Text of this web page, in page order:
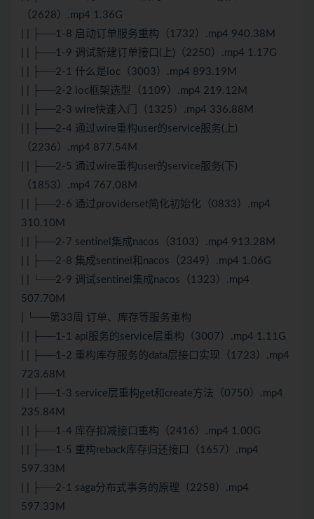
（2628）.mp4 1.36G
| | ├──1-8 启动订单服务重构（1732）.mp4 940.38M
| | ├──1-9 调试新建订单接口(上)（2250）.mp4 1.17G
| | ├──2-1 什么是ioc（3003）.mp4 893.19M
| | ├──2-2 ioc框架选型（1109）.mp4 219.12M
| | ├──2-3 wire快速入门（1325）.mp4 336.88M
| | ├──2-4 通过wire重构user的service服务(上)
（2236）.mp4 877.54M
| | ├──2-5 通过wire重构user的service服务(下)
（1853）.mp4 767.08M
| | ├──2-6 通过providerset简化初始化（0833）.mp4
310.10M
| | ├──2-7 sentinel集成nacos（3103）.mp4 913.28M
| | ├──2-8 集成sentinel和nacos（2349）.mp4 1.06G
| | └──2-9 调试sentinel集成nacos（1323）.mp4
507.70M
| └──第33周 订单、库存等服务重构
| | ├──1-1 api服务的service层重构（3007）.mp4 1.11G
| | ├──1-2 重构库存服务的data层接口实现（1723）.mp4
723.68M
| | ├──1-3 service层重构get和create方法（0750）.mp4
235.84M
| | ├──1-4 库存扣减接口重构（2416）.mp4 1.00G
| | ├──1-5 重构reback库存归还接口（1657）.mp4
597.33M
| | ├──2-1 saga分布式事务的原理（2258）.mp4
597.33M